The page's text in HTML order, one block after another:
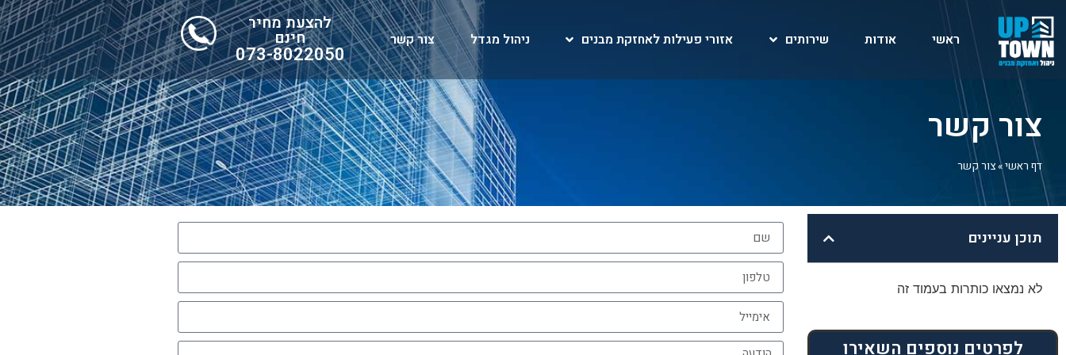
ראשי אודות שירותים אזורי פעילות לאחזקת מבנים ניהול מגדל צור קשר
להצעת מחיר
חינם
073-8022050
צור קשר
דף ראשי»צור קשר
תוכן עניינים
לא נמצאו כותרות בעמוד זה
לפרטים נוספים השאירו